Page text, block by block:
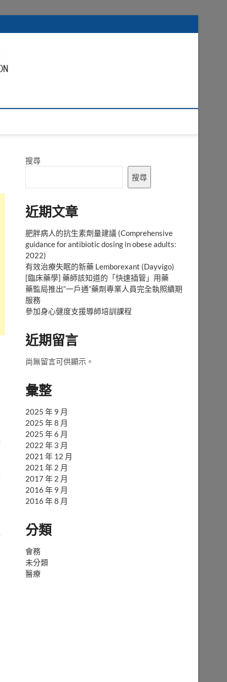
搜尋
搜尋
近期文章
肥胖病人的抗生素劑量建議 (Comprehensive
guidance for antibiotic dosing in obese adults:
2022)
有效治療失眠的新藥 Lemborexant (Dayvigo)
[臨床藥學] 藥師該知道的「快速插管」用藥
藥監局推出“一戶通”藥劑專業人員完全執照續期
服務
參加身心健度支援導師培訓課程
近期留言
尚無留言可供顯示。
彙整
2025 年 9 月
2025 年 8 月
2025 年 6 月
2022 年 3 月
2021 年 12 月
2021 年 2 月
2017 年 2 月
2016 年 9 月
2016 年 8 月
分類
會務
未分類
醫療